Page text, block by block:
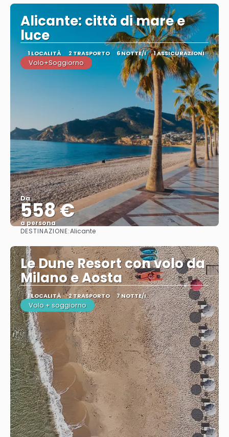
Alicante: città di mare e
luce
1 LOCALITÀ 2 TRASPORTO 6 NOTTE/I 1 ASSICURAZIONI
Volo+Soggiorno
Da
558 €
a persona
DESTINAZIONE:Alicante
Le Dune Resort con volo da
Milano e Aosta
1 LOCALITÀ 2 TRASPORTO 7 NOTTE/I
Volo + soggiorno